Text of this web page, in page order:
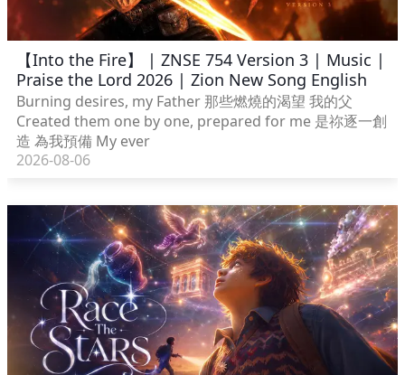
【Into the Fire】 | ZNSE 754 Version 3 | Music |
Praise the Lord 2026 | Zion New Song English
Burning desires, my Father 那些燃燒的渴望 我的父
Created them one by one, prepared for me 是祢逐一創
造 為我預備 My ever
2026-08-06